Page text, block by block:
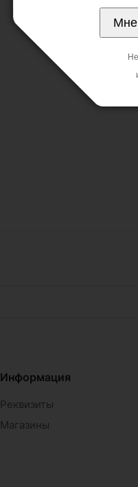
Информация
Реквизиты
Магазины
Мне